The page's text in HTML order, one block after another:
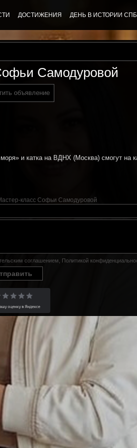
ДОСТИЖЕНИЯ ДЕНЬ В ИСТОРИИ СПБ
Самодуровой
объявление
и катка на ВДНХ (Москва) смогут на
класс Софьи Самодуровой
соглашением Политикой